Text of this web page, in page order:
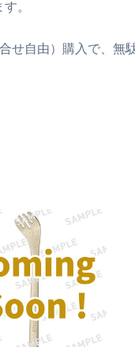
。
せ自由）購入で、無